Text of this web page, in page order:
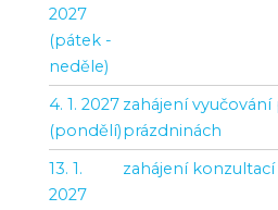
2027
(pátek -
neděle)
4. 1. 2027
(pondělí)
zahájení
prázdninách
13. 1.
2027
zahájení